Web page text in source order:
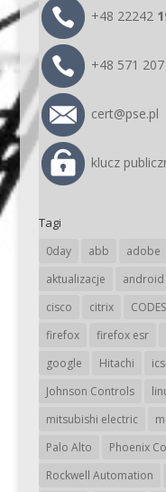
+48 22242
+48 571
cert@pse.pl
klucz
Tagi
0day abb adobe
aktualizacje
android
cisco
citrix
firefox
firefox esr
google
Hitachi
Johnson Controls
mitsubishi electric
Palo Alto
Phoenix
Rockwell Automation